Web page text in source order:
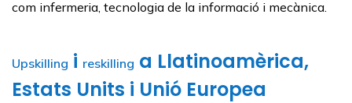
com infermeria, tecnologia de la informació i mecànica.
Upskilling i reskilling a Llatinoamèrica,
Estats Units i Unió Europea